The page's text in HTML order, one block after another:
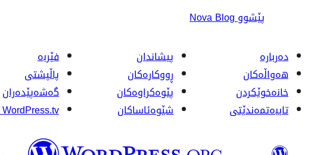
پێشوو Nova Blog
دەربارە
هەواڵەکان
خانەخوێکردن
تایبەتمەندێتی
پیشاندان
ڕووکاره‌کان
پێوه‌کراوه‌کان
شێوەئاساکان
فێربە
پاڵپشتی
گەشەپێدەران
WordPress.tv